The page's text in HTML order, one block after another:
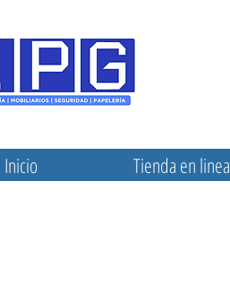
Inicio Tienda en linea